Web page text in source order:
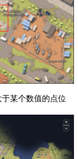
某个数值的点位